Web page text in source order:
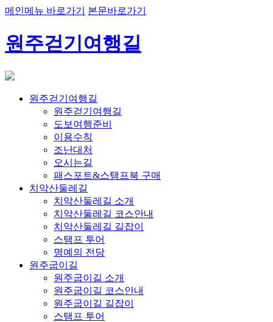
메인메뉴 바로가기 본문바로가기
원주걷기여행길
원주걷기여행길
원주걷기여행길
도보여행준비
이용수칙
조난대처
오시는길
패스포트&스탬프북 구매
치악산둘레길
치악산둘레길 소개
치악산둘레길 코스안내
치악산둘레길 길잡이
스탬프 투어
명예의 전당
원주굽이길
원주굽이길 소개
원주굽이길 코스안내
원주굽이길 길잡이
스탬프 투어